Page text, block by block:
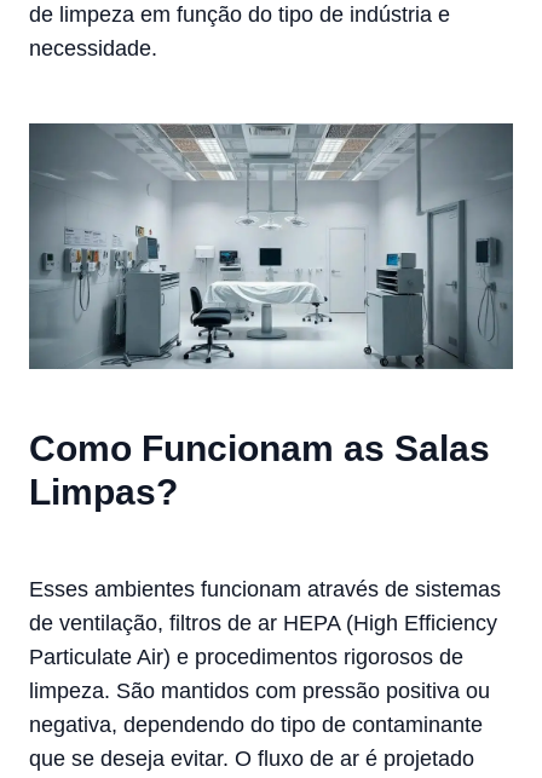
de limpeza em função do tipo de indústria e
necessidade.
Como Funcionam as Salas
Limpas?
Esses ambientes funcionam através de sistemas
de ventilação, filtros de ar HEPA (High Efficiency
Particulate Air) e procedimentos rigorosos de
limpeza. São mantidos com pressão positiva ou
negativa, dependendo do tipo de contaminante
que se deseja evitar. O fluxo de ar é projetado